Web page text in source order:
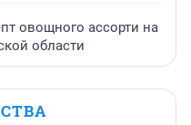
овощного ассорти на
области